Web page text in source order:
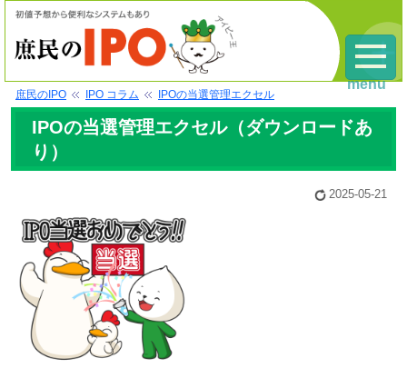
庶民のIPO IPO コラム IPOの当選管理エクセル
IPOの当選管理エクセル（ダウンロードあ
り）
2025-05-21
menu